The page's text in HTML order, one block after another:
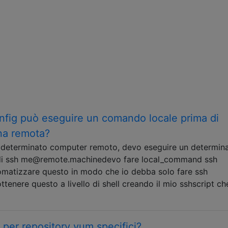
può eseguire un comando locale prima di
remota?
computer remoto, devo eseguire un
me@remote.machinedevo fare local_command ssh
questo in modo che io debba solo fare ssh
questo a livello di shell creando il mio sshscript